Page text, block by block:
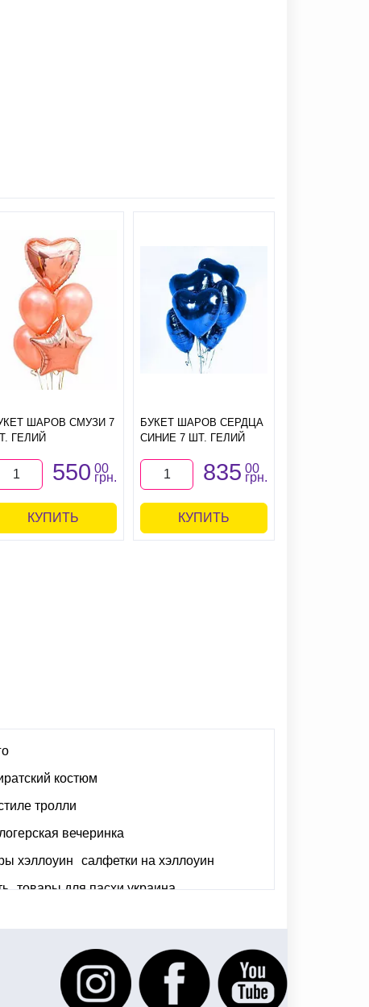
ШАРОВ СМУЗИ 7
ГЕЛИЙ
550 00
грн.
КУПИТЬ
БУКЕТ ШАРОВ СЕРДЦА
СИНИЕ 7 ШТ. ГЕЛИЙ
835 00
грн.
КУПИТЬ
костюм
тролли
вечеринка
хэллоуин
салфетки на хэллоуин
товары для пасхи украина